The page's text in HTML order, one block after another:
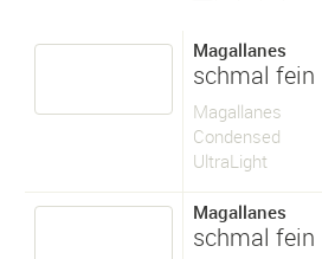
Magallanes
schmal fein
Magallanes
Condensed
UltraLight
Magallanes
schmal fein